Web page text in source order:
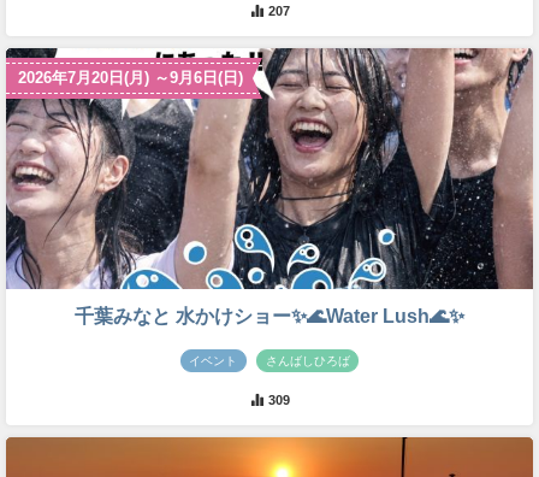
207
2026年7月20日(月) ～9月6日(日)
千葉みなと 水かけショー✨🌊Water Lush🌊✨
イベント さんばしひろば
309